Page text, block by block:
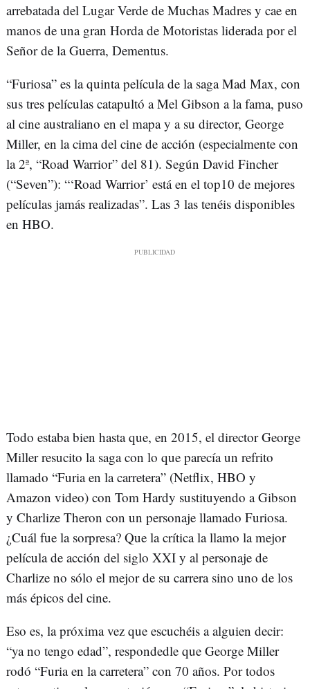
arrebatada del Lugar Verde de Muchas Madres y cae en
manos de una gran Horda de Motoristas liderada por el
Señor de la Guerra, Dementus.
“Furiosa” es la quinta película de la saga Mad Max, con
sus tres películas catapultó a Mel Gibson a la fama, puso
al cine australiano en el mapa y a su director, George
Miller, en la cima del cine de acción (especialmente con
la 2ª, “Road Warrior” del 81). Según David Fincher
(“Seven”): “‘Road Warrior’ está en el top10 de mejores
películas jamás realizadas”. Las 3 las tenéis disponibles
en HBO.
Todo estaba bien hasta que, en 2015, el director George
Miller resucito la saga con lo que parecía un refrito
llamado “Furia en la carretera” (Netflix, HBO y
Amazon video) con Tom Hardy sustituyendo a Gibson
y Charlize Theron con un personaje llamado Furiosa.
¿Cuál fue la sorpresa? Que la crítica la llamo la mejor
película de acción del siglo XXI y al personaje de
Charlize no sólo el mejor de su carrera sino uno de los
más épicos del cine.
Eso es, la próxima vez que escuchéis a alguien decir:
“ya no tengo edad”, respondedle que George Miller
rodó “Furia en la carretera” con 70 años. Por todos